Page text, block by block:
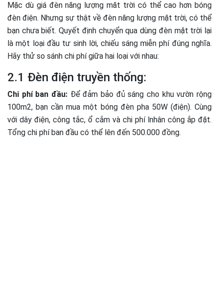
Mặc dù giá đèn năng lượng măt trời có thể cao hơn bóng
đèn điện. Nhưng sự thật về đèn năng lượng mặt trời, có thể
bạn chưa biết. Quyết định chuyển qua dùng đèn mặt trời lại
là một loại đầu tư sinh lời, chiếu sáng miễn phí đúng nghĩa.
Hãy thử so sánh chi phí giữa hai loại với nhau:
2.1 Đèn điện truyền thống:
Chi phí ban đầu: Để đảm bảo đủ sáng cho khu vườn rộng
100m2, bạn cần mua một bóng đèn pha 50W (điện). Cùng
với dây điện, công tắc, ổ cắm và chi phí lnhân công ắp đặt.
Tổng chi phí ban đầu có thể lên đến 500.000 đồng.